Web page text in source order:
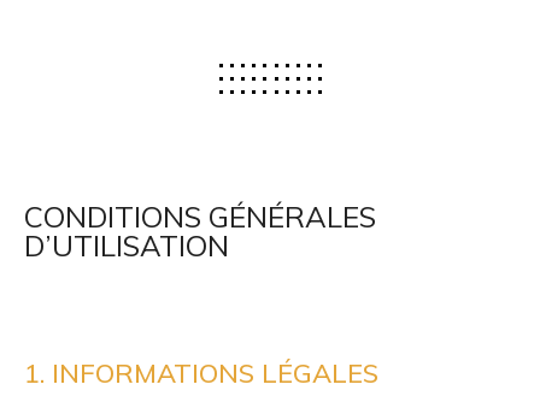
CONDITIONS GÉNÉRALES
D’UTILISATION
1. INFORMATIONS LÉGALES